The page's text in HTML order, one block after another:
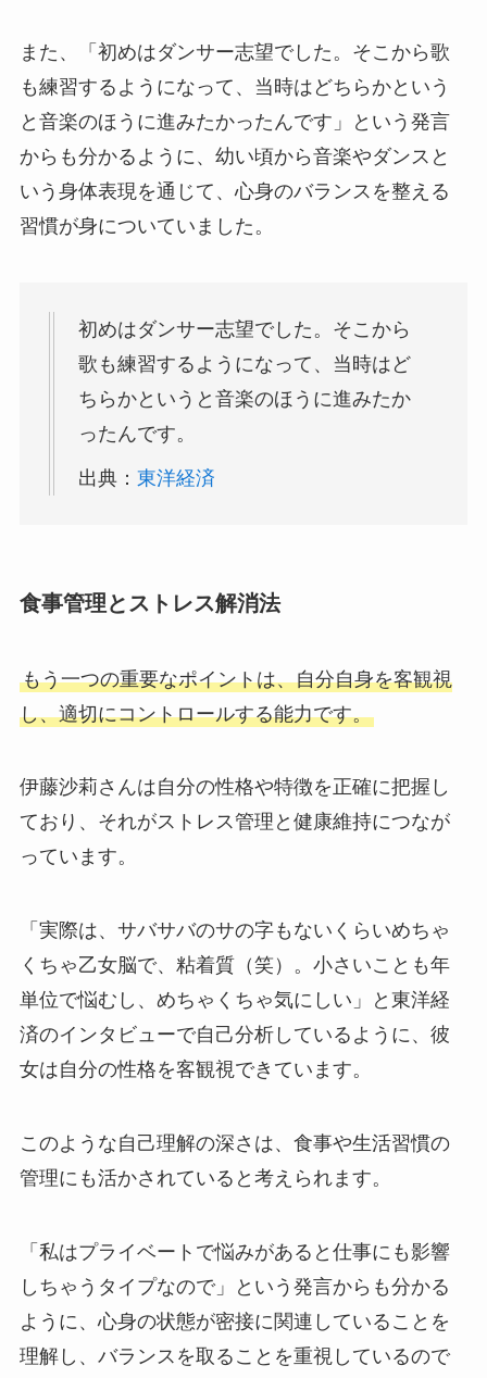
また、「初めはダンサー志望でした。そこから歌
も練習するようになって、当時はどちらかという
と音楽のほうに進みたかったんです」という発言
からも分かるように、幼い頃から音楽やダンスと
いう身体表現を通じて、心身のバランスを整える
習慣が身についていました。
初めはダンサー志望でした。そこから
歌も練習するようになって、当時はど
ちらかというと音楽のほうに進みたか
ったんです。
出典： 東洋経済
食事管理とストレス解消法
もう一つの重要なポイントは、自分自身を客観視
し、適切にコントロールする能力です。
伊藤沙莉さんは自分の性格や特徴を正確に把握し
ており、それがストレス管理と健康維持につなが
っています。
「実際は、サバサバのサの字もないくらいめちゃ
くちゃ乙女脳で、粘着質（笑）。小さいことも年
単位で悩むし、めちゃくちゃ気にしい」と東洋経
済のインタビューで自己分析しているように、彼
女は自分の性格を客観視できています。
このような自己理解の深さは、食事や生活習慣の
管理にも活かされていると考えられます。
「私はプライベートで悩みがあると仕事にも影響
しちゃうタイプなので」という発言からも分かる
ように、心身の状態が密接に関連していることを
理解し、バランスを取ることを重視しているので